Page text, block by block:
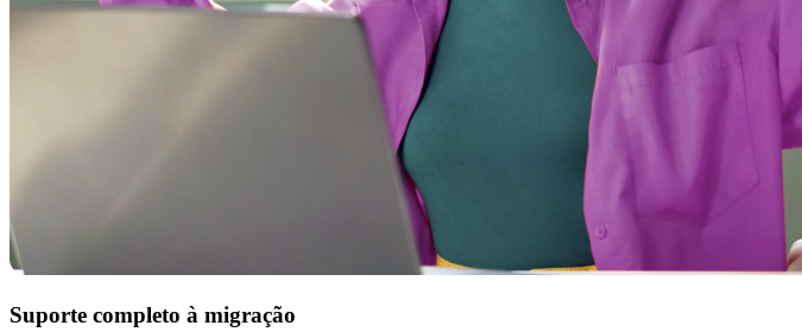
Suporte completo à migração